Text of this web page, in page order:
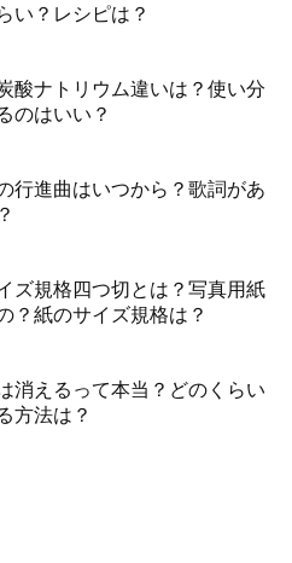
い？レシピは？
酸ナトリウム違いは？使い分
のはいい？
行進曲はいつから？歌詞があ
ズ規格四つ切とは？写真用紙
？紙のサイズ規格は？
消えるって本当？どのくらい
方法は？